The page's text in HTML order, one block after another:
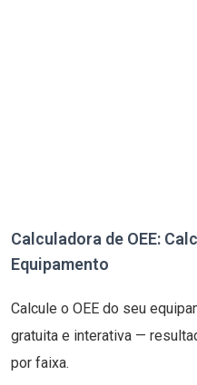
Calculadora de OEE:
Equipamento
Calcule o OEE do seu
gratuita e interativa —
por faixa.